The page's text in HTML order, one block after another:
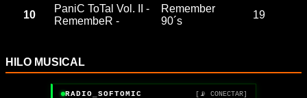
10
PaniC ToTal Vol. II -
RemembeR -
Remember
90´s
19
HILO MUSICAL
RADIO_SOFTOMIC [📡 CONECTAR]